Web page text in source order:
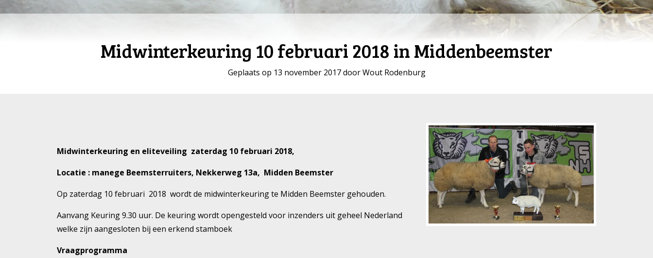
Midwinterkeuring 10 februari 2018 in Middenbeemster
Geplaats op 13 november 2017 door Wout Rodenburg
Midwinterkeuring en eliteveiling zaterdag 10 februari 2018,
Locatie : manege Beemsterruiters, Nekkerweg 13a, Midden Beemster
Op zaterdag 10 februari 2018 wordt de midwinterkeuring te Midden Beemster gehouden.
Aanvang Keuring 9.30 uur. De keuring wordt opengesteld voor inzenders uit geheel Nederland
welke zijn aangesloten bij een erkend stamboek
Vraagprogramma